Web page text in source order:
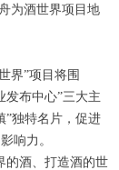
为酒世界项目地
界”项目将围
发布中心”三大主
”独特名片，促进
响力。
的酒、打造酒的世